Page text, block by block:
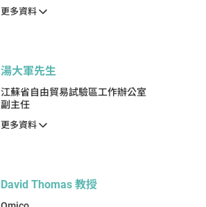
更多資料
湯大軍先生
江蘇省自由貿易試驗區工作辦公室
副主任
更多資料
David Thomas 教授